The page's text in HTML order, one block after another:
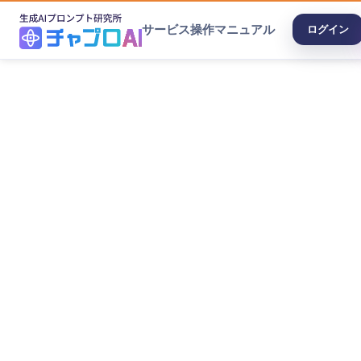
サービス操作マニュアル ログイン